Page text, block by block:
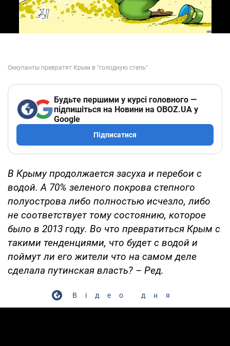
Будьте першими у курсі головного —
підпишіться на Новини на OBOZ.UA у
Google
Підписатися
В Крыму продолжается засуха и перебои с
водой. А 70% зеленого покрова степного
полуострова либо полностью исчезло, либо
не соответствует тому состоянию, которое
было в 2013 году. Во что превратиться Крым с
такими тенденциями, что будет с водой и
поймут ли его жители что на самом деле
сделала путинская власть? – Ред.
Відео дня